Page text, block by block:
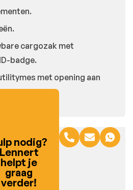
cargozak met
badge.
met opening aan
nodig?
Lennert
helpt je
graag
verder!